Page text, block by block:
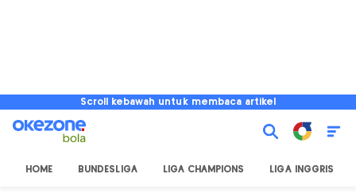
Scroll kebawah untuk membaca artikel
HOME BUNDESLIGA LIGA CHAMPIONS LIGA INGGRIS